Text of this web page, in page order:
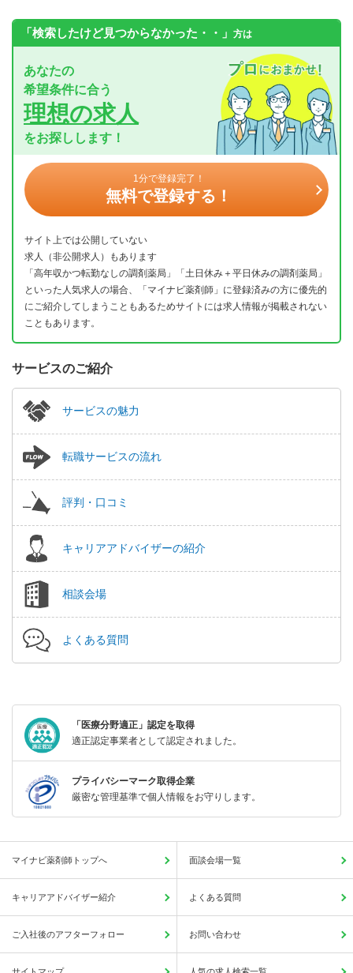
「検索したけど見つからなかった・・」 方は
あなたの
希望条件に合う
理想の求人
をお探しします！
1分で登録完了！
無料で登録する！
サイト上では公開していない
求人（非公開求人）もあります
「高年収かつ転勤なしの調剤薬局」「土日休み＋平日休みの調剤薬局」
といった人気求人の場合、「マイナビ薬剤師」に登録済みの方に優先的
にご紹介してしまうこともあるためサイトには求人情報が掲載されない
こともあります。
サービスのご紹介
サービスの魅力
転職サービスの流れ
評判・口コミ
キャリアアドバイザーの紹介
相談会場
よくある質問
「医療分野適正」認定を取得
適正認定事業者として認定されました。
プライバシーマーク取得企業
厳密な管理基準で個人情報をお守りします。
マイナビ薬剤師トップへ 面談会場一覧
キャリアアドバイザー紹介 よくある質問
ご入社後のアフターフォロー お問い合わせ
サイトマップ 人気の求人検索一覧